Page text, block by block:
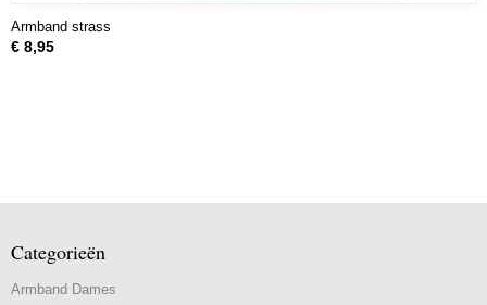
Armband strass
€ 8,95
Categorieën
Armband Dames